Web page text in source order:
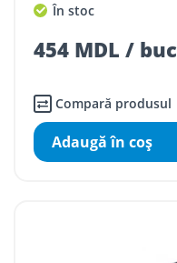
În stoc
454 MDL / buc
Compară produsul
Adaugă în coş